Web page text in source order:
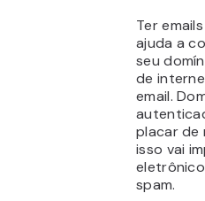
Ter
ajuda a
seu
de
email.
placar de
isso vai
spam.